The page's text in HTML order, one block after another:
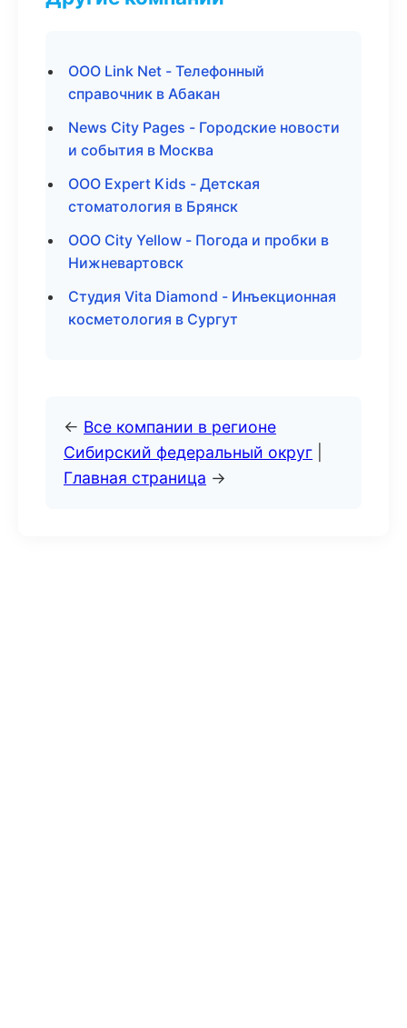
ООО Link Net - Телефонный
справочник в Абакан
News City Pages - Городские новости
и события в Москва
ООО Expert Kids - Детская
стоматология в Брянск
ООО City Yellow - Погода и пробки в
Нижневартовск
Студия Vita Diamond - Инъекционная
косметология в Сургут
← Все компании в регионе
Сибирский федеральный округ
Главная страница →